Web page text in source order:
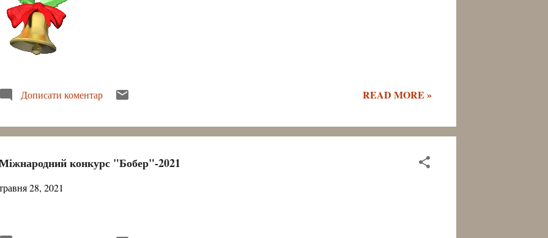
Дописати коментар READ MORE »
конкурс "Бобер"-2021
28, 2021